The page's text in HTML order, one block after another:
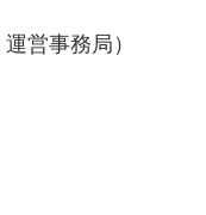
営事務局）